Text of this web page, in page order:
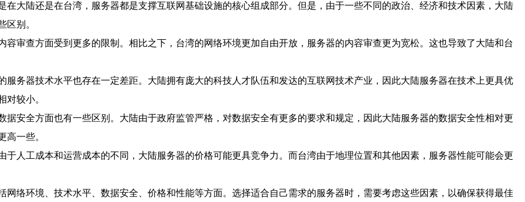
大陆还是在台湾，服务器都是支撑互联网基础设施的核心组成部分。但是，由于一些不同的政治、经济和技术因素，大陆
区别。
审查方面受到更多的限制。相比之下，台湾的网络环境更加自由开放，服务器的内容审查更为宽松。这也导致了大陆和台
务器技术水平也存在一定差距。大陆拥有庞大的科技人才队伍和发达的互联网技术产业，因此大陆服务器在技术上更具优
对较小。
安全方面也有一些区别。大陆由于政府监管严格，对数据安全有更多的要求和规定，因此大陆服务器的数据安全性相对更
高一些。
人工成本和运营成本的不同，大陆服务器的价格可能更具竞争力。而台湾由于地理位置和其他因素，服务器性能可能会更
络环境、技术水平、数据安全、价格和性能等方面。选择适合自己需求的服务器时，需要考虑这些因素，以确保获得最佳